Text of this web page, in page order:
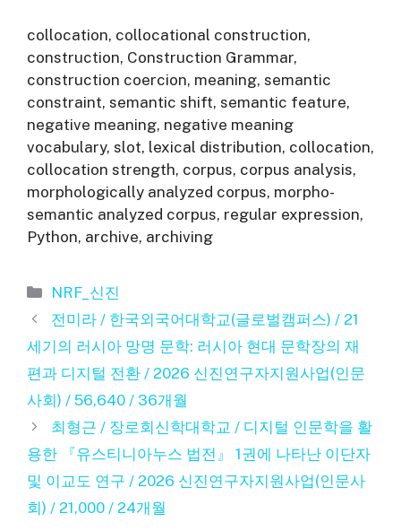
collocation, collocational construction,
construction, Construction Grammar,
construction coercion, meaning, semantic
constraint, semantic shift, semantic feature,
negative meaning, negative meaning
vocabulary, slot, lexical distribution, collocation,
collocation strength, corpus, corpus analysis,
morphologically analyzed corpus, morpho-
semantic analyzed corpus, regular expression,
Python, archive, archiving
카
테
리
NRF_신진
전미라 / 한국외국어대학교(글로벌캠퍼스) / 21
세기의 러시아 망명 문학: 러시아 현대 문학장의 재
편과 디지털 전환 / 2026 신진연구자지원사업(인문
사회) / 56,640 / 36개월
최형근 / 장로회신학대학교 / 디지털 인문학을 활
용한 『유스티니아누스 법전』 1권에 나타난 이단자
및 이교도 연구 / 2026 신진연구자지원사업(인문사
회) / 21,000 / 24개월